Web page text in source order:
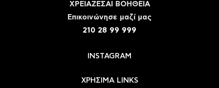
ΧΡΕΙΑΖΕΣΑΙ ΒΟΗΘΕΙΑ
Eπικοινώνησε μαζί μας
210 28 99 999
INSTAGRAM
ΧΡΗΣΙΜΑ LINKS